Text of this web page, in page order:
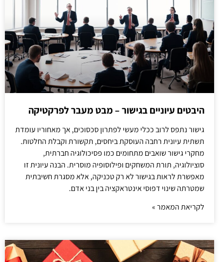
היבטים עיוניים בגישור – מבט מעבר לפרקטיקה
גישור נתפס לרוב ככלי מעשי לפתרון סכסוכים, אך מאחוריו עומדת
תשתית עיונית רחבה העוסקת ביחסים, תקשורת וקבלת החלטות.
מחקרי גישור שואבים מתחומים כמו פסיכולוגיה חברתית,
סוציולוגיה, תורת המשחקים ופילוסופיה מוסרית. הבנה עיונית זו
מאפשרת לראות בגישור לא רק טכניקה, אלא מסגרת חשיבתית
שמטרתה שינוי דפוסי אינטראקציה בין בני אדם.
לקריאת המאמר »